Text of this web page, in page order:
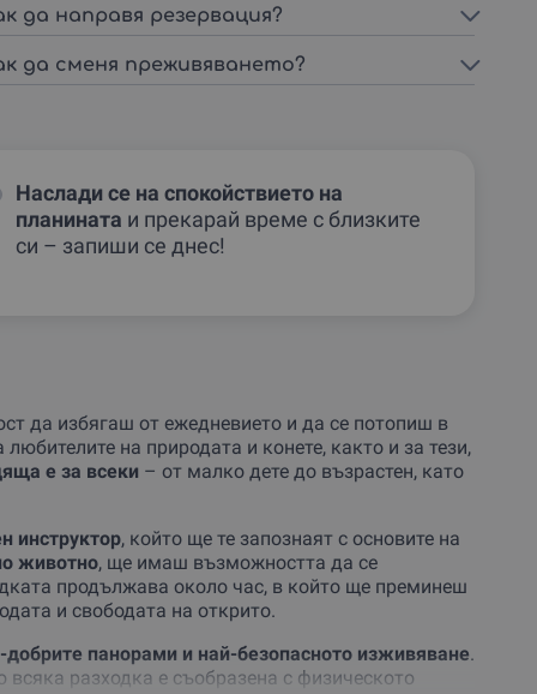
да направя резервация?
да сменя преживяването?
Наслади се на спокойствието на
планината и прекарай време с близките
си – запиши се днес!
да избягаш от ежедневието и да се потопиш в
на природата и конете, както и за тези,
е за всеки – от малко дете до възрастен, като
инструктор, който ще те запознаят с основите на
животно, ще имаш възможността да се
продължава около час, в който ще преминеш
и свободата на открито.
добрите панорами и най-безопасното изживяване.
разходка е съобразена с физическото